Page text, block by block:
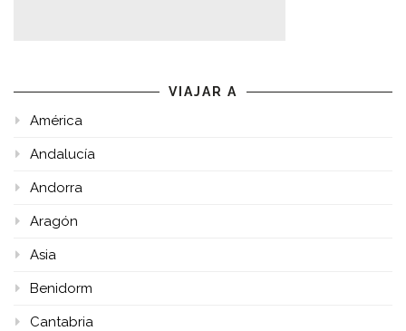
VIAJAR A
América
Andalucía
Andorra
Aragón
Asia
Benidorm
Cantabria